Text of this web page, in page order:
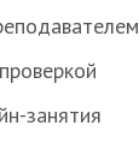
занятия